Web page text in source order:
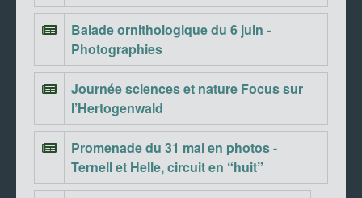
Balade ornithologique du 6 juin -
Photographies
Journée sciences et nature Focus sur
l’Hertogenwald
Promenade du 31 mai en photos -
Ternell et Helle, circuit en “huit”